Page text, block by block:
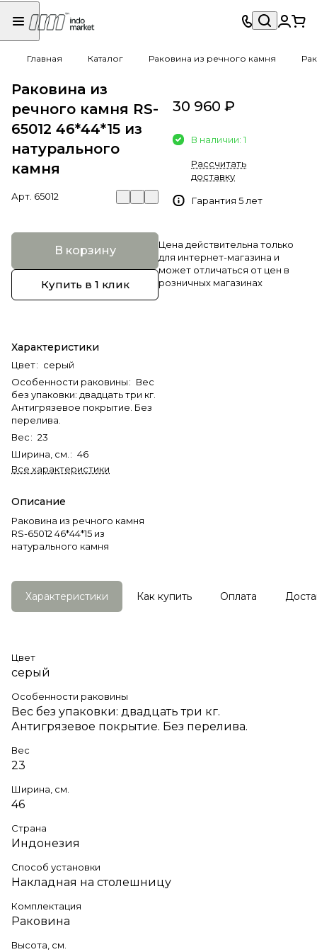
Главная Каталог Раковина из речного камня
Раковина из
речного камня RS-
65012 46*44*15 из
натурального
камня
Арт. 65012
В корзину
Купить в 1 клик
Характеристики
Цвет: серый
Особенности раковины: Вес
без упаковки: двадцать три кг.
Антигрязевое покрытие. Без
перелива.
Вес: 23
Ширина, см. : 46
Все характеристики
Описание
Раковина из речного камня
RS-65012 46*44*15 из
натурального камня
30 960 ₽
В наличии: 1
Рассчитать
доставку
Гарантия 5 лет
Цена действительна только
для интернет-магазина и
может отличаться от цен в
розничных магазинах
Характеристики Как купить Оплата
Цвет
серый
Особенности раковины
Вес без упаковки: двадцать три кг.
Антигрязевое покрытие. Без перелива.
Вес
23
Ширина, см.
46
Страна
Индонезия
Способ установки
Накладная на столешницу
Комплектация
Раковина
Высота, см.